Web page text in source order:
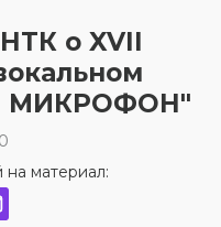
о XVII
МИКРОФОН"
0
на материал: